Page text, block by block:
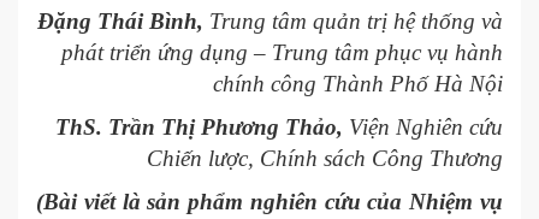
Đặng Thái Bình, Trung tâm quản trị hệ thống và
phát triển ứng dụng – Trung tâm phục vụ hành
chính công Thành Phố Hà Nội
ThS. Trần Thị Phương Thảo, Viện Nghiên cứu
Chiến lược, Chính sách Công Thương
(Bài viết là sản phẩm nghiên cứu của Nhiệm vụ